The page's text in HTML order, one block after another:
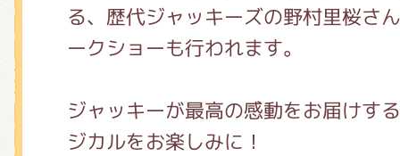
る、歴代ジャッキーズの野村里桜さ
ークショーも行われます。
ジャッキーが最高の感動をお届けす
ジカルをお楽しみに！